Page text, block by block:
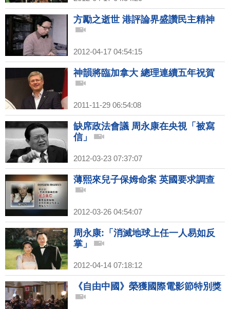
方勵之逝世 港評論界盛讚民主精神
2012-04-17 04:54:15
神韻將臨加拿大 總理連續五年祝賀
2011-11-29 06:54:08
缺席政法會議 周永康在央視「被寫
信」
2012-03-23 07:37:07
薄熙來兒子保姆命案 英國要求調查
2012-03-26 04:54:07
周永康:「消滅地球上任一人易如反
掌」
2012-04-14 07:18:12
《自由中國》榮獲國際電影節特別獎